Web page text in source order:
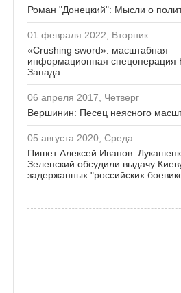
Роман "Донецкий": Мысли о
01 февраля 2022, Вторник
«Crushing sword»: масштабная
информационная спецоперация
Запада
06 апреля 2017, Четверг
Вершинин: Песец неясного
05 августа 2020, Среда
Пишет Алексей Иванов:
Зеленский обсудили выдачу
задержанных "российских